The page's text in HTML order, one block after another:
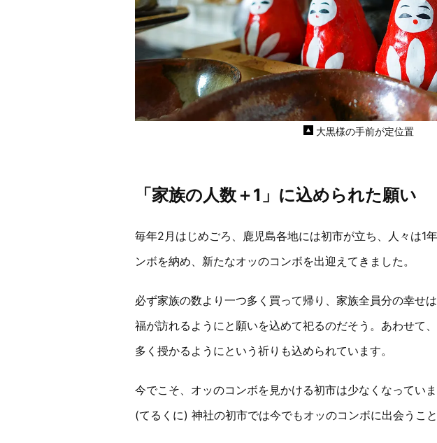
大黒様の手前が定位置
「家族の人数＋1」に込められた願い
毎年2月はじめごろ、鹿児島各地には初市が立ち、人々は1
ンボを納め、新たなオッのコンボを出迎えてきました。
必ず家族の数より一つ多く買って帰り、家族全員分の幸せ
福が訪れるようにと願いを込めて祀るのだそう。あわせて
多く授かるようにという祈りも込められています。
今でこそ、オッのコンボを見かける初市は少なくなってい
(てるくに) 神社の初市では今でもオッのコンボに出会うこと